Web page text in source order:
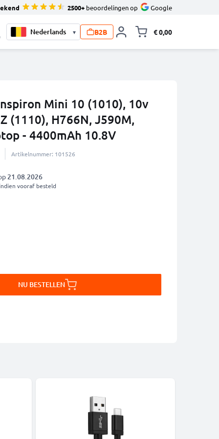
2500+ beoordelingen op Google
▾ B2B € 0,00
Mini 10 (1010), 10v
(1110), H766N, J590M,
- 4400mAh 10.8V
Artikelnummer: 101526
21.08.2026
indien vooraf besteld
NU BESTELLEN